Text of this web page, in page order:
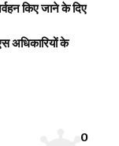
किए जाने के दिए
अधिकारियों के
0